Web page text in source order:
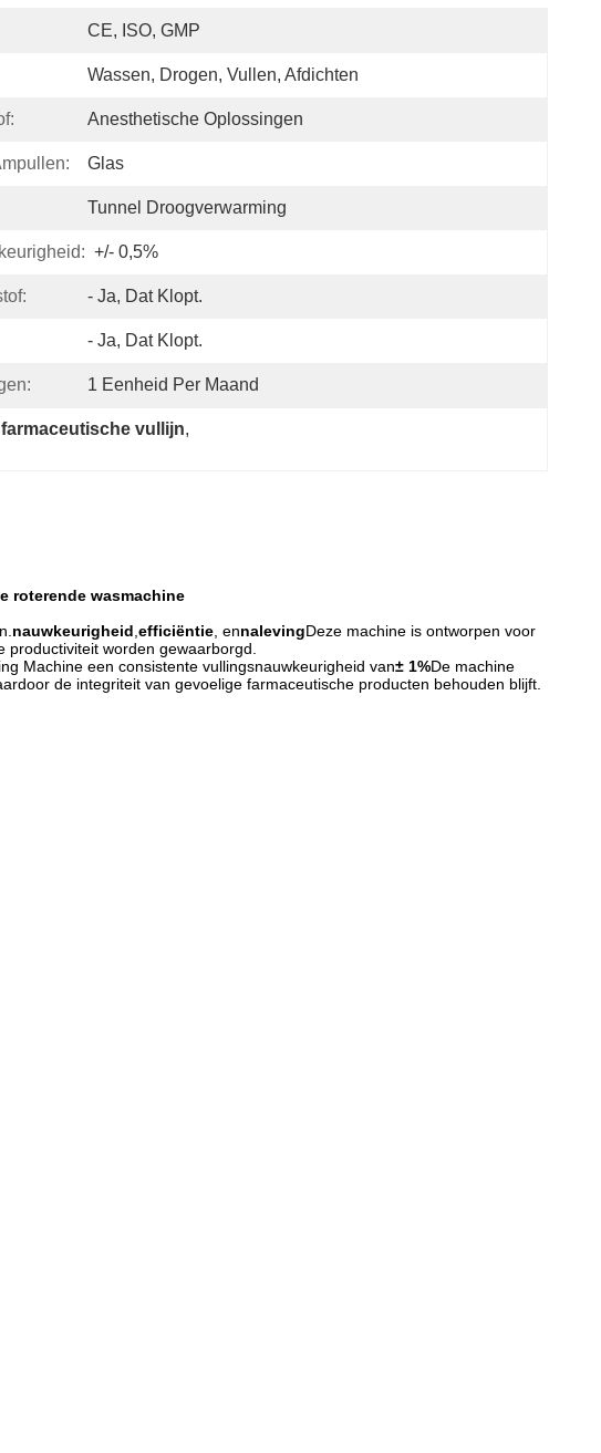
CE, ISO, GMP
Wassen, Drogen, Vullen, Afdichten
Anesthetische Oplossingen
Glas
Tunnel Droogverwarming
+/- 0,5%
- Ja, Dat Klopt.
- Ja, Dat Klopt.
1 Eenheid Per Maand
vullijn,
roterende wasmachine
nauwkeurigheid efficiëntie , ennalevingDeze machine is ontworpen voor
worden gewaarborgd.
Machine een consistente vullingsnauwkeurigheid van± 1%De machine
de integriteit van gevoelige farmaceutische producten behouden blijft.